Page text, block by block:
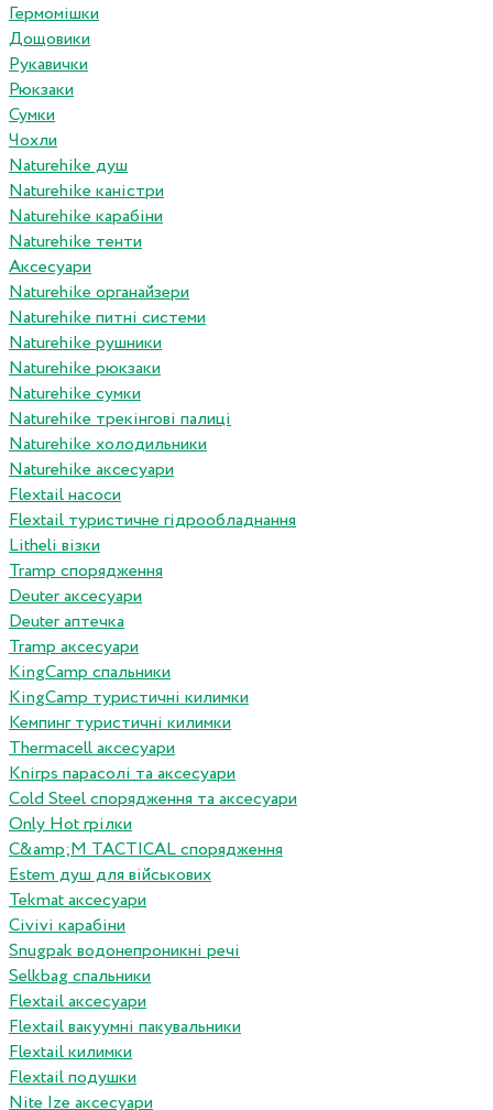
Гермомішки
Дощовики
Рукавички
Рюкзаки
Сумки
Чохли
Naturehike душ
Naturehike каністри
Naturehike карабіни
Naturehike тенти
Аксесуари
Naturehike органайзери
Naturehike питні системи
Naturehike рушники
Naturehike рюкзаки
Naturehike сумки
Naturehike трекінгові палиці
Naturehike холодильники
Naturehike аксесуари
Flextail насоси
Flextail туристичне гідрообладнання
Litheli візки
Tramp спорядження
Deuter аксесуари
Deuter аптечка
Tramp аксесуари
KingCamp спальники
KingCamp туристичні килимки
Кемпинг туристичні килимки
Thermacell аксесуари
Knirps парасолі та аксесуари
Cold Steel спорядження та аксесуари
Only Hot грілки
C&amp;M TACTICAL спорядження
Estem душ для військових
Tekmat аксесуари
Сivivi карабіни
Snugpak водонепроникні речі
Selkbag спальники
Flextail аксесуари
Flextail вакуумні пакувальники
Flextail килимки
Flextail подушки
Nite Ize аксесуари